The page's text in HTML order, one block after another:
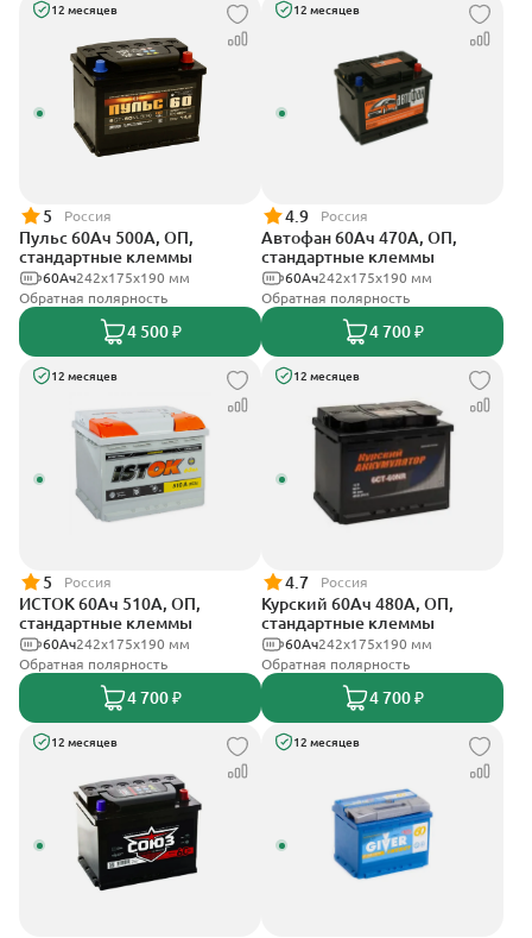
12 месяцев
5 Россия
Пульс 60Ач 500А, ОП,
стандартные клеммы
242x175x190 мм
60Ач
Обратная полярность
4 500 ₽
12 месяцев
4.9 Россия
Автофан 60Ач 470А, ОП,
стандартные клеммы
242х175х190 мм
60Ач
Обратная полярность
4 700 ₽
12 месяцев
5 Россия
ИСТОК 60Ач 510А, ОП,
стандартные клеммы
242x175x190 мм
60Ач
Обратная полярность
4 700 ₽
12 месяцев
4.7 Россия
Курский 60Ач 480А, ОП,
стандартные клеммы
242x175x190 мм
60Ач
Обратная полярность
4 700 ₽
12 месяцев 12 месяцев